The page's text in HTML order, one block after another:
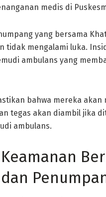
medis di
yang bersama
tidak mengalami luka.
ambulans yang
bahwa mereka
tegas akan diambil jika
ambulans.